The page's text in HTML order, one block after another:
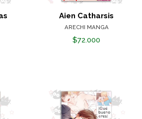
Aien Catharsis
ARECHI MANGA
$72.000